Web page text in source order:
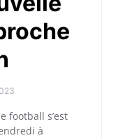
football s’est
à